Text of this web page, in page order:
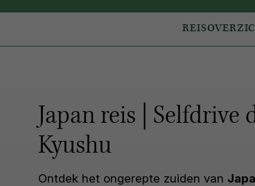
Japan reis |
Kyushu
Ontdek het ongerepte zuiden van